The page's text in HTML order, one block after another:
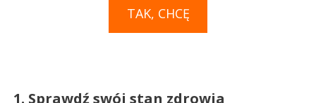
TAK, CHCĘ
1. Sprawdźswój stan zdrowia